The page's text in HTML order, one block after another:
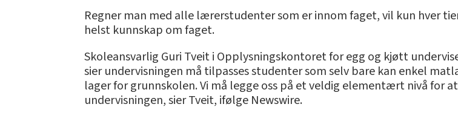
Regner man med alle lærerstudenter som er innom faget, vil kun hver
helst kunnskap om faget.
Skoleansvarlig Guri Tveit i Opplysningskontoret for egg og kjøtt
sier undervisningen må tilpasses studenter som selv bare kan enkel
lager for grunnskolen. Vi må legge oss på et veldig elementært nivå for
undervisningen, sier Tveit, ifølge Newswire.